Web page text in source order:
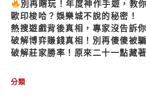
別再瞎玩！年度神作手遊，教
歐印梭哈？娛樂城不說的秘密！
熱搜遊戲背後真相，專家沒告訴
破解博弈賺錢真相！別再傻傻被騙
破解莊家勝率！原來二十一點藏
分類